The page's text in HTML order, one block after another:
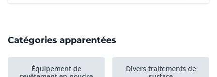
Catégories apparentées
Équipement de
Divers traitements de